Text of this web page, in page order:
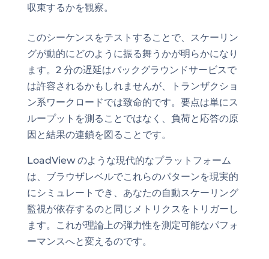
収束するかを観察。
このシーケンスをテストすることで、スケーリン
グが動的にどのように振る舞うかが明らかになり
ます。2 分の遅延はバックグラウンドサービスで
は許容されるかもしれませんが、トランザクショ
ン系ワークロードでは致命的です。要点は単にス
ループットを測ることではなく、負荷と応答の原
因と結果の連鎖を図ることです。
LoadView のような現代的なプラットフォーム
は、ブラウザレベルでこれらのパターンを現実的
にシミュレートでき、あなたの自動スケーリング
監視が依存するのと同じメトリクスをトリガーし
ます。これが理論上の弾力性を測定可能なパフォ
ーマンスへと変えるのです。